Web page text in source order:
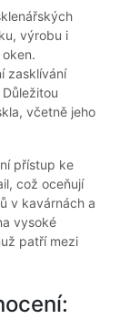
výrobu i
zasklívání
včetně jeho
přístup ke
což oceňují
v kavárnách a
vysoké
patří mezi